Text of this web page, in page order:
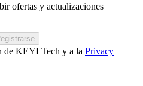
ofertas y actualizaciones
de KEYI Tech y a la Privacy